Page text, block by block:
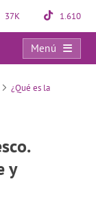
37K 1.610
Menú
¿Qué es la
y